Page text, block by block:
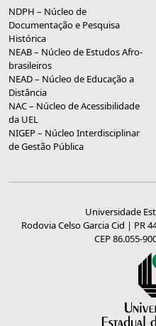
NDPH – Núcleo de
Documentação e Pesquisa
Histórica
NEAB – Núcleo de Estudos Afro-
brasileiros
NEAD – Núcleo de Educação a
Distância
NAC – Núcleo de Acessibilidade
da UEL
NIGEP – Núcleo Interdisciplinar
de Gestão Pública
Universidade
Rodovia Celso Garcia Cid | PR
CEP 86.055-